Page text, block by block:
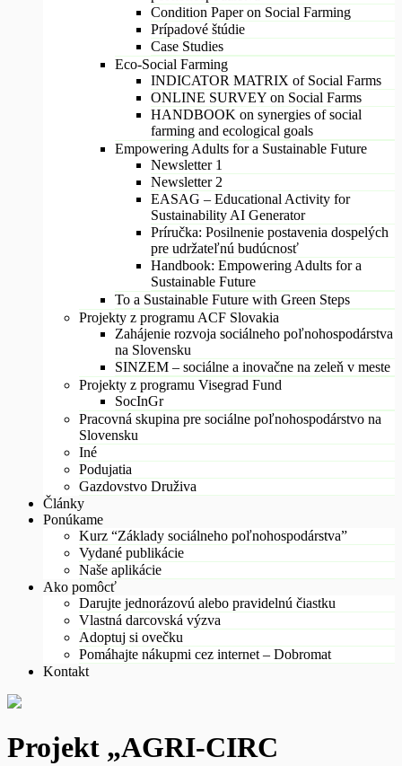
Condition Paper on Social Farming
Prípadové štúdie
Case Studies
Eco-Social Farming
INDICATOR MATRIX of Social Farms
ONLINE SURVEY on Social Farms
HANDBOOK on synergies of social
farming and ecological goals
Empowering Adults for a Sustainable Future
Newsletter 1
Newsletter 2
EASAG – Educational Activity for
Sustainability AI Generator
Príručka: Posilnenie postavenia dospelých
pre udržateľnú budúcnosť
Handbook: Empowering Adults for a
Sustainable Future
To a Sustainable Future with Green Steps
Projekty z programu ACF Slovakia
Zahájenie rozvoja sociálneho poľnohospodárstva
na Slovensku
SINZEM – sociálne a inovačne na zeleň v meste
Projekty z programu Visegrad Fund
SocInGr
Pracovná skupina pre sociálne poľnohospodárstvo na
Slovensku
Iné
Podujatia
Gazdovstvo Druživa
Články
Ponúkame
Kurz “Základy sociálneho poľnohospodárstva”
Vydané publikácie
Naše aplikácie
Ako pomôcť
Darujte jednorázovú alebo pravidelnú čiastku
Vlastná darcovská výzva
Adoptuj si ovečku
Pomáhajte nákupmi cez internet – Dobromat
Kontakt
Projekt „AGRI-CIRC